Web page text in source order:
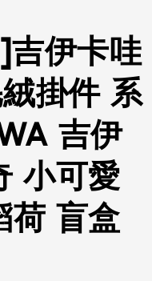
伊卡哇
掛件 系
吉伊
小可愛
荷 盲盒